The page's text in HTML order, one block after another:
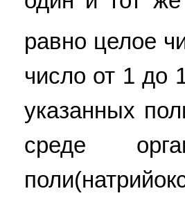
равно целое
число от 1 до
указанных
среде